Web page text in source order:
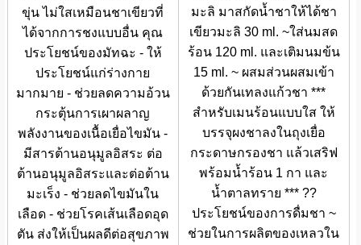
ขุ่น ไม่ใสเหมือนชาเขียวที่
ได้จากการชงแบบอื่น คุณ
ประโยชน์ของมัทฉะ - ให้
ประโยชน์แก่ร่างกาย
มากมาย - ช่วยลดความอ้วน
กระตุ้นการเผาผลาญ
พลังงานของเนื้อเยื่อไขมัน -
มีสารต้านอนุมูลอิสระ ต่อ
ต้านอนุมูลอิสระและต่อต้าน
มะเร็ง - ช่วยลดไขมันใน
เลือด - ช่วยโรคเส้นเลือดอุด
ตัน ส่งให้เป็นผลดีต่อสุขภาพ
มะลิ มาสกัดน้ำชาให้ได้ชา
เขียวมะลิ 30 ml. ~ใส่นมสด
ร้อน 120 ml. และเติมนมข้น
15 ml. ~ ผสมส่วนผสมเข้า
ด้วยกันเทลงแก้วชา ***
สำหรับเมนร้อนแบบใส ให้
บรรจุผงชาลงในถุงเยื่อ
กระดาษกรองชา แล้วเสริฟ
พร้อมน้ำร้อน 1 กา และ
น้ำตาลทราย *** ??
ประโยชน์ของการดื่มชา ~
ช่วยในการผลิตของเหลวใน